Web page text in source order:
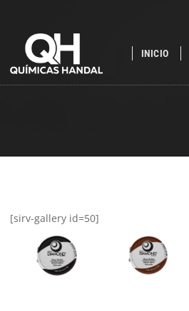
INICIO
[sirv-gallery id=50]